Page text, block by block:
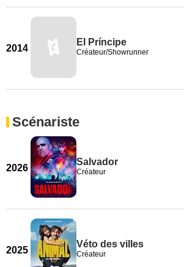
2014
El Príncipe
Créateur/Showrunner
Scénariste
2026
Salvador
Créateur
2025
Véto des villes
Créateur